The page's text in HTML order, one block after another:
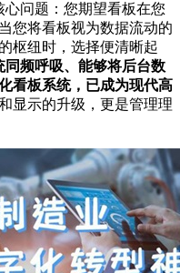
问题：您期望看板在您
您将看板视为数据流动的
枢纽时，选择便清晰起
频呼吸、能够将后台数
看板系统，已成为现代高
显示的升级，更是管理理